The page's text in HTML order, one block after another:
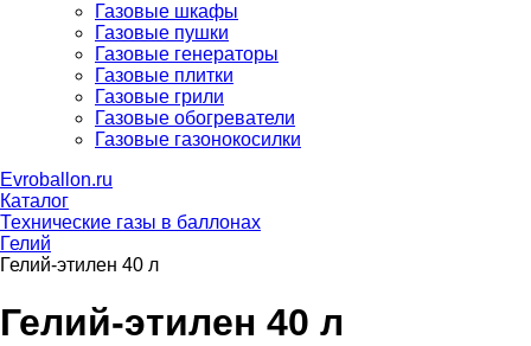
Газовые шкафы
Газовые пушки
Газовые генераторы
Газовые плитки
Газовые грили
Газовые обогреватели
Газовые газонокосилки
Evroballon.ru
Каталог
Технические газы в баллонах
Гелий
Гелий-этилен 40 л
Гелий-этилен 40 л